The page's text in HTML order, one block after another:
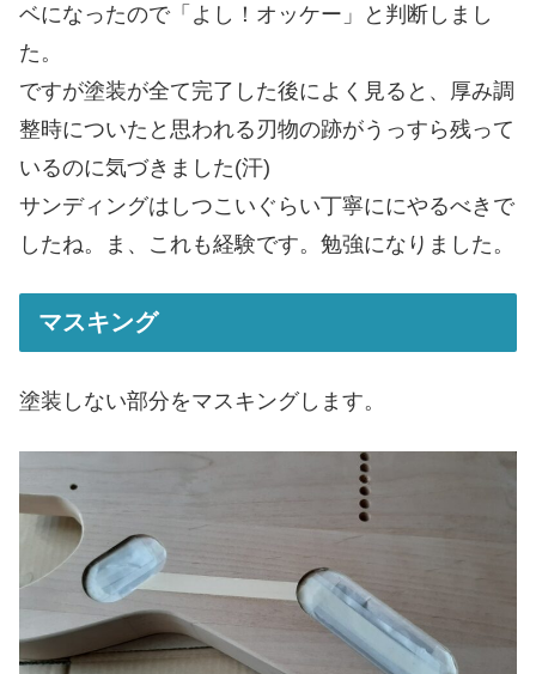
ベになったので「よし！オッケー」と判断しまし
た。
ですが塗装が全て完了した後によく見ると、厚み調
整時についたと思われる刃物の跡がうっすら残って
いるのに気づきました(汗)
サンディングはしつこいぐらい丁寧ににやるべきで
したね。ま、これも経験です。勉強になりました。
マスキング
塗装しない部分をマスキングします。